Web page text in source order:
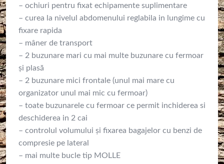
– ochiuri pentru fixat echipamente suplimentare
– curea la nivelul abdomenului reglabila in lungime cu
fixare rapida
– mâner de transport
– 2 buzunare mari cu mai multe buzunare cu fermoar
și plasă
– 2 buzunare mici frontale (unul mai mare cu
organizator unul mai mic cu fermoar)
– toate buzunarele cu fermoar ce permit inchiderea si
deschiderea in 2 cai
– controlul volumului și fixarea bagajelor cu benzi de
compresie pe lateral
– mai multe bucle tip MOLLE